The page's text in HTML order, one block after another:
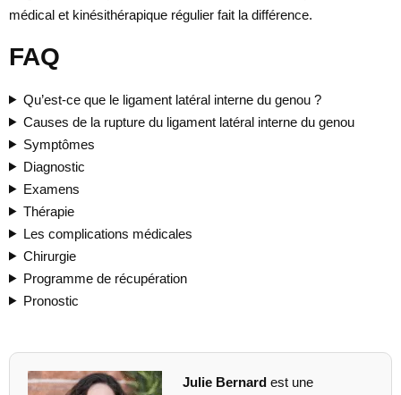
médical et kinésithérapique régulier fait la différence.
FAQ
Qu’est-ce que le ligament latéral interne du genou ?
Causes de la rupture du ligament latéral interne du genou
Symptômes
Diagnostic
Examens
Thérapie
Les complications médicales
Chirurgie
Programme de récupération
Pronostic
Julie Bernardest une